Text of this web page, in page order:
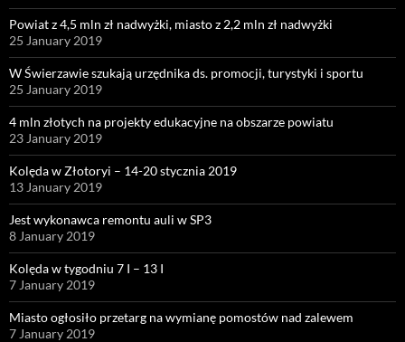
Powiat z 4,5 mln zł nadwyżki, miasto z 2,2 mln zł nadwyżki
25 January 2019
W Świerzawie szukają urzędnika ds. promocji, turystyki i sportu
25 January 2019
4 mln złotych na projekty edukacyjne na obszarze powiatu
23 January 2019
Kolęda w Złotoryi – 14-20 stycznia 2019
13 January 2019
Jest wykonawca remontu auli w SP3
8 January 2019
Kolęda w tygodniu 7 I – 13 I
7 January 2019
Miasto ogłosiło przetarg na wymianę pomostów nad zalewem
7 January 2019